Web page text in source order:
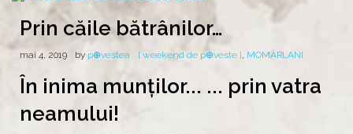
Prin căile bătrânilor…
mai 4, 2019 by p⊕vestea [ weekend de p⊕veste ], MOMÂRLANI
În inima munților... ... prin vatra
neamului!